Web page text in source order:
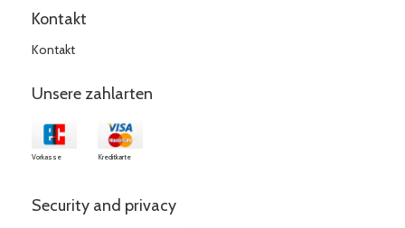
Kontakt
Kontakt
Unsere zahlarten
Vorkasse Kreditkarte
Security and privacy